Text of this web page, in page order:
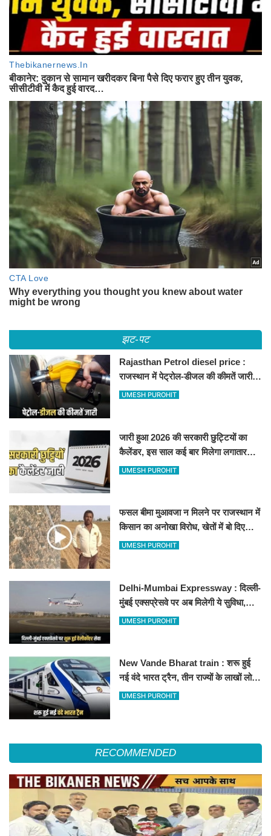
Rajasthan Petrol diesel price :
जानिए बीकानेर समेत पुरे प्रदेश में नए रेट
UMESH PUROHIT
अवकाश, देखें
UMESH PUROHIT
किसान का अनोखा विरोध, खेतों में बो दिए
500-500 रुपए के नोट, वीडियो वायरल
UMESH PUROHIT
सुविधा, हेलीकॉप्टर सर्विस से तुरंत घायल
पहुंचेगा हॉस्पिटल
UMESH PUROHIT
नई वंदे भारत ट्रैन, तीन राज्यों के लाखों लोगों
का सफर होगा आसान, देखें पूरा रूटमैप
UMESH PUROHIT